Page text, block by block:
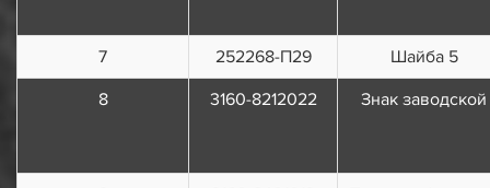
7 252268-П29
Шайба 5
8
3160-8212022 Знак заводской